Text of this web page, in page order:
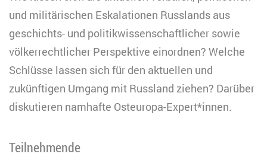
und militärischen Eskalationen Russlands aus
geschichts- und politikwissenschaftlicher sowie
völkerrechtlicher Perspektive einordnen? Welche
Schlüsse lassen sich für den aktuellen und
zukünftigen Umgang mit Russland ziehen? Darüber
diskutieren namhafte Osteuropa-Expert*innen.
Teilnehmende